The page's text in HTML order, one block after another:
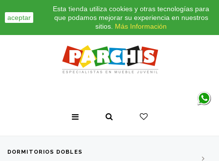
aceptar
Esta tienda utiliza cookies y otras tecnologías para
que podamos mejorar su experiencia en nuestros
sitios. Más Información
INICIO CONTACTO BLOG
DORMITORIOS DOBLES